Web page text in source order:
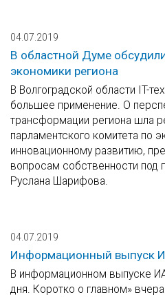
04.07.2019
В областной Думе
экономики региона
В Волгоградской области IT-
большее применение. О
трансформации региона шла
парламентского комитета по
инновационному развитию,
вопросам собственности под
Руслана Шарифова.
04.07.2019
Информационный выпуск
В информационном выпуске
дня. Коротко о главном»